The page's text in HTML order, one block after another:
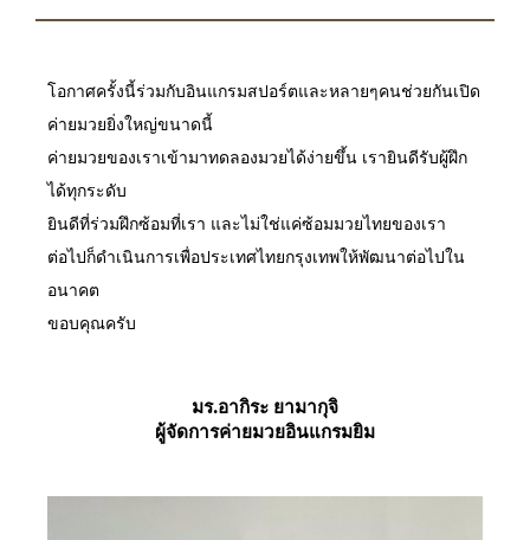
โอกาศครั้งนี้ร่วมกับอินแกรมสปอร์ตและหลายๆคนช่วยกันเปิด
ค่ายมวยยิ่งใหญ่ขนาดนี้
ค่ายมวยของเราเข้ามาทดลองมวยได้ง่ายขึ้น เรายินดีรับผู้ฝึก
ได้ทุกระดับ
ยินดีที่ร่วมฝึกซ้อมที่เรา และไม่ใช่แค่ซ้อมมวยไทยของเรา
ต่อไปก็ดำเนินการเพื่อประเทศไทยกรุงเทพให้พัฒนาต่อไปใน
อนาคต
ขอบคุณครับ
มร.อากิระ ยามากุจิ
ผู้จัดการค่ายมวยอินแกรมยิม